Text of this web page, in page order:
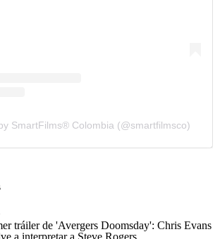
SmartFilms® Colombia (@smartfilmsco)
tráiler de 'Avergers Doomsday': Chris Evans
a interpretar a Steve Rogers